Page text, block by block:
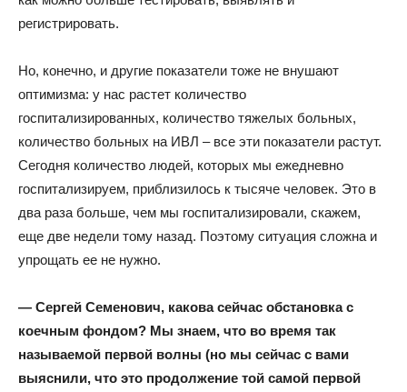
регистрировать.
Но, конечно, и другие показатели тоже не внушают
оптимизма: у нас растет количество
госпитализированных, количество тяжелых больных,
количество больных на ИВЛ – все эти показатели растут.
Сегодня количество людей, которых мы ежедневно
госпитализируем, приблизилось к тысяче человек. Это в
два раза больше, чем мы госпитализировали, скажем,
еще две недели тому назад. Поэтому ситуация сложна и
упрощать ее не нужно.
— Сергей Семенович, какова сейчас обстановка с
коечным фондом? Мы знаем, что во время так
называемой первой волны (но мы сейчас с вами
выяснили, что это продолжение той самой первой